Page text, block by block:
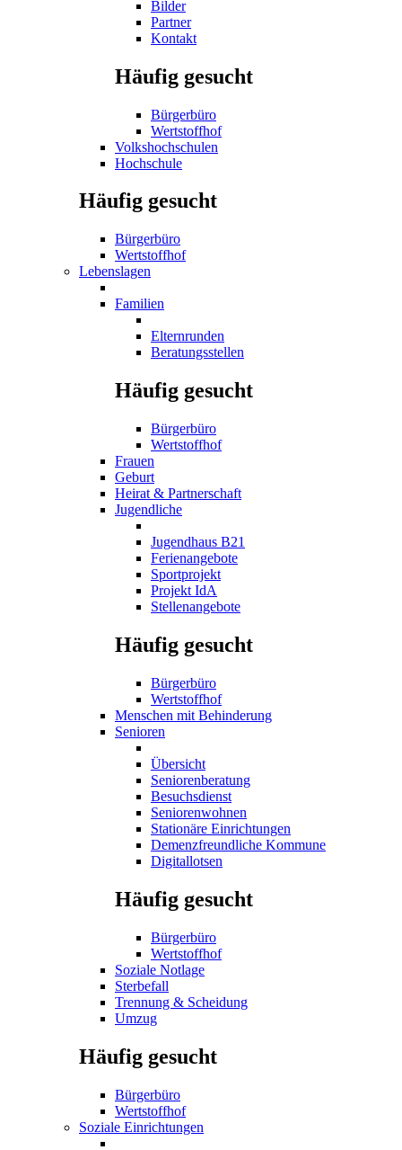
Bilder
Partner
Kontakt
Häufig gesucht
Bürgerbüro
Wertstoffhof
Volkshochschulen
Hochschule
Häufig gesucht
Bürgerbüro
Wertstoffhof
Lebenslagen
Familien
Elternrunden
Beratungsstellen
Häufig gesucht
Bürgerbüro
Wertstoffhof
Frauen
Geburt
Heirat & Partnerschaft
Jugendliche
Jugendhaus B21
Ferienangebote
Sportprojekt
Projekt IdA
Stellenangebote
Häufig gesucht
Bürgerbüro
Wertstoffhof
Menschen mit Behinderung
Senioren
Übersicht
Seniorenberatung
Besuchsdienst
Seniorenwohnen
Stationäre Einrichtungen
Demenzfreundliche Kommune
Digitallotsen
Häufig gesucht
Bürgerbüro
Wertstoffhof
Soziale Notlage
Sterbefall
Trennung & Scheidung
Umzug
Häufig gesucht
Bürgerbüro
Wertstoffhof
Soziale Einrichtungen